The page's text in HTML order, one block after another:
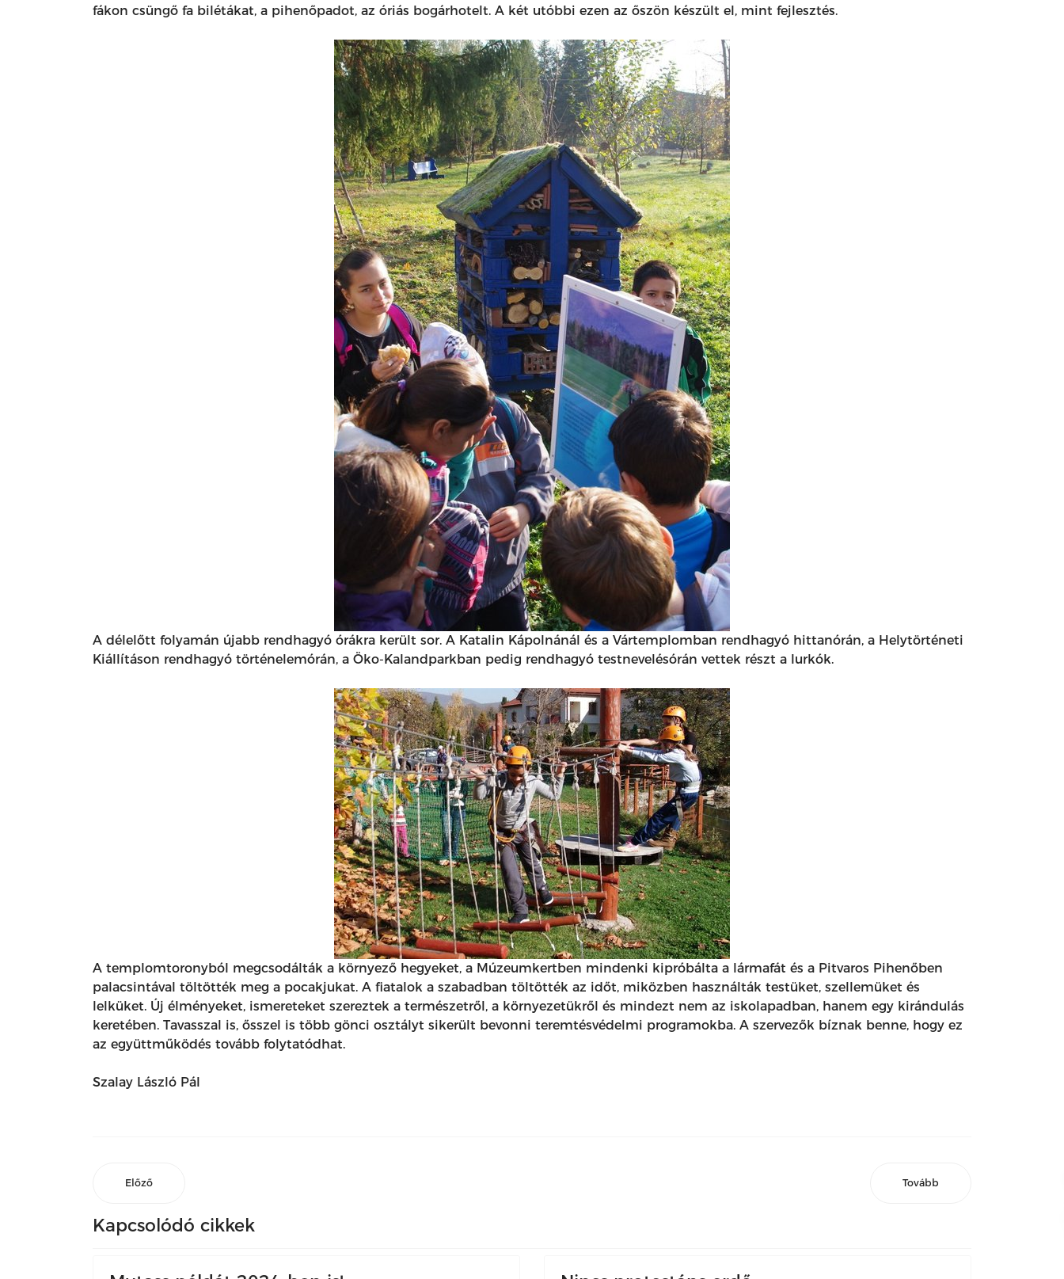
fákon csüngő fa bilétákat, a pihenőpadot, az óriás bogárhotelt. A két utóbbi ezen az őszön készült el, mint fejlesztés.
A délelőtt folyamán újabb rendhagyó órákra került sor. A Katalin Kápolnánál és a Vártemplomban rendhagyó hittanórán, a Helytörténeti
Kiállításon rendhagyó történelemórán, a Öko-Kalandparkban pedig rendhagyó testnevelésórán vettek részt a lurkók.
A templomtoronyból megcsodálták a környező hegyeket, a Múzeumkertben mindenki kipróbálta a lármafát és a Pitvaros Pihenőben
palacsintával töltötték meg a pocakjukat. A fiatalok a szabadban töltötték az időt, miközben használták testüket, szellemüket és
lelküket. Új élményeket, ismereteket szereztek a természetről, a környezetükről és mindezt nem az iskolapadban, hanem egy kirándulás
keretében. Tavasszal is, ősszel is több gönci osztályt sikerült bevonni teremtésvédelmi programokba. A szervezők bíznak benne, hogy ez
az együttműködés tovább folytatódhat.
Szalay László Pál
Előző Tovább
Kapcsolódó cikkek